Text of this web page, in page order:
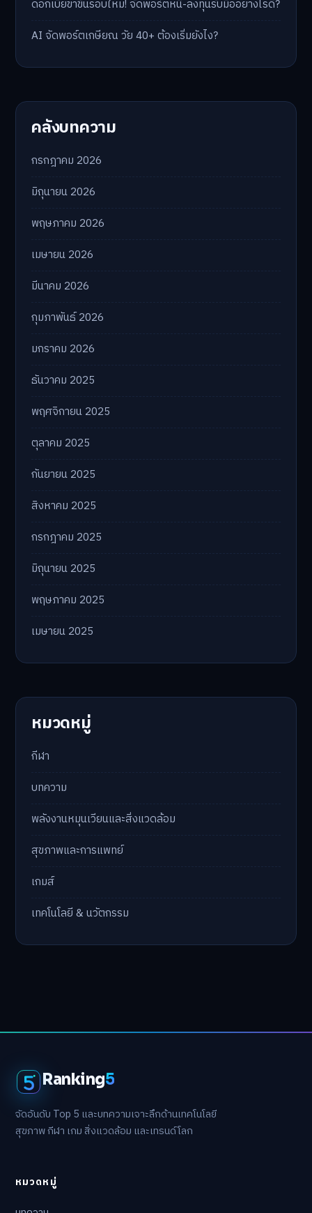
ดอกเบี้ยขาขึ้นรอบใหม่! จัดพอร์ตหนี้-ลงทุนรับมืออย่างไรดี?
AI จัดพอร์ตเกษียณ วัย 40+ ต้องเริ่มยังไง?
คลังบทความ
กรกฎาคม 2026
มิถุนายน 2026
พฤษภาคม 2026
เมษายน 2026
มีนาคม 2026
กุมภาพันธ์ 2026
มกราคม 2026
ธันวาคม 2025
พฤศจิกายน 2025
ตุลาคม 2025
กันยายน 2025
สิงหาคม 2025
กรกฎาคม 2025
มิถุนายน 2025
พฤษภาคม 2025
เมษายน 2025
หมวดหมู่
กีฬา
บทความ
พลังงานหมุนเวียนและสิ่งแวดล้อม
สุขภาพและการแพทย์
เกมส์
เทคโนโลยี & นวัตกรรม
Ranking5
จัดอันดับ Top 5 และบทความเจาะลึกด้านเทคโนโลยี
สุขภาพ กีฬา เกม สิ่งแวดล้อม และเทรนด์โลก
หมวดหมู่